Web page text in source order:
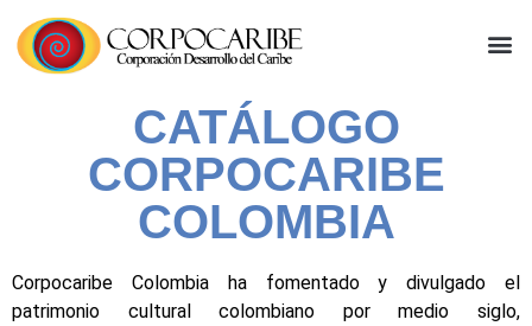
CATÁLOGO
CORPOCARIBE
COLOMBIA
Corpocaribe Colombia ha fomentado y divulgado el
patrimonio cultural colombiano por medio siglo,